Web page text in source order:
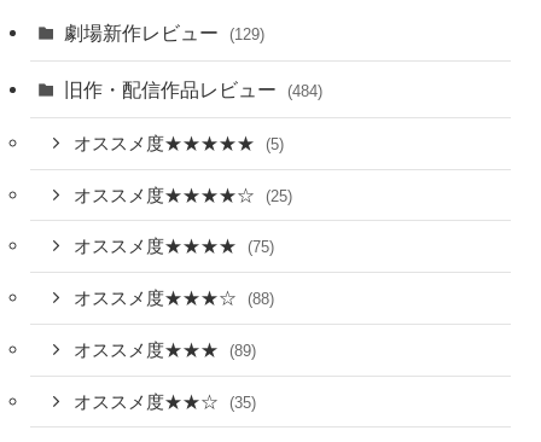
劇場新作レビュー (129)
旧作・配信作品レビュー (484)
オススメ度★★★★★ (5)
オススメ度★★★★☆ (25)
オススメ度★★★★ (75)
オススメ度★★★☆ (88)
オススメ度★★★ (89)
オススメ度★★☆ (35)